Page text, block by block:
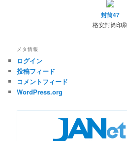
封筒47
格安封筒印
メタ情報
ログイン
投稿フィード
コメントフィード
WordPress.org